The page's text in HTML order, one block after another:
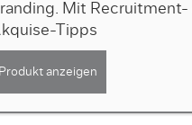
Mit Recruitment-
Tipps
Produkt anzeigen